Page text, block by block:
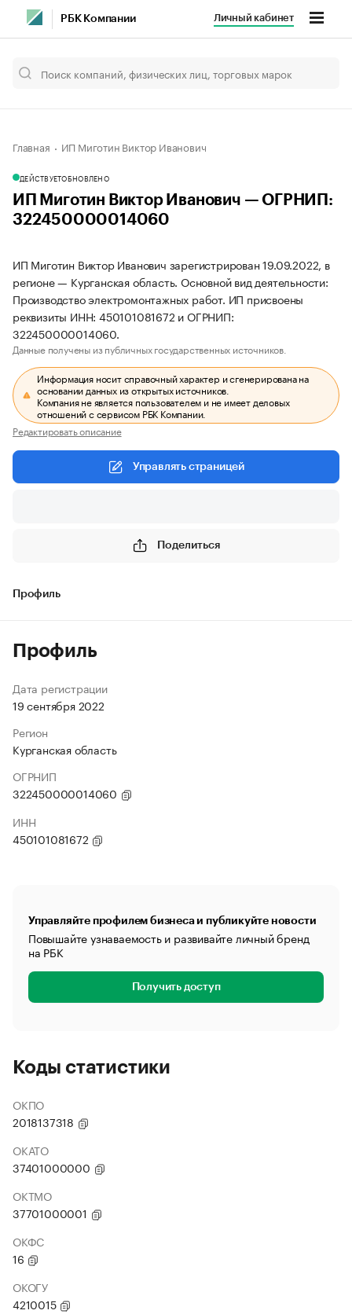
РБК Компании Личный кабинет
Главная ИП Миготин Виктор Иванович
ДЕЙСТВУЕТОБНОВЛЕНО
ИП Миготин Виктор Иванович — ОГРНИП:
322450000014060
ИП Миготин Виктор Иванович зарегистрирован 19.09.2022, в
регионе — Курганская область. Основной вид деятельности:
Производство электромонтажных работ. ИП присвоены
реквизиты ИНН: 450101081672 и ОГРНИП:
322450000014060.
Данные получены из публичных государственных источников.
Информация носит справочный характер и сгенерирована на
основании данных из открытых источников.
Компания не является пользователем и не имеет деловых
отношений с сервисом РБК Компании.
Редактировать описание
Управлять страницей
Поделиться
Профиль
Профиль
Дата регистрации
19 сентября 2022
Регион
Курганская область
ОГРНИП
322450000014060
ИНН
450101081672
Управляйте профилем бизнеса и публикуйте новости
Повышайте узнаваемость и развивайте личный бренд
на РБК
Получить доступ
Коды статистики
ОКПО
2018137318
ОКАТО
37401000000
ОКТМО
37701000001
ОКФС
16
ОКОГУ
4210015